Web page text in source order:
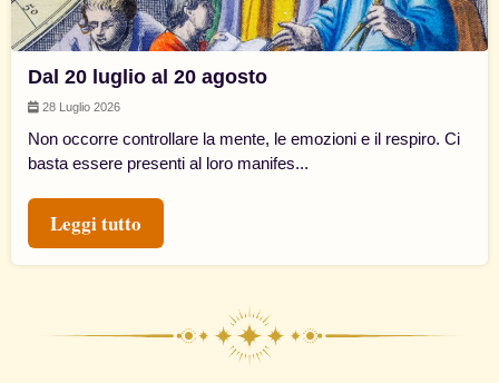
Dal 20 luglio al 20 agosto
28 Luglio 2026
Non occorre controllare la mente, le emozioni e il respiro. Ci
basta essere presenti al loro manifes...
Leggi tutto